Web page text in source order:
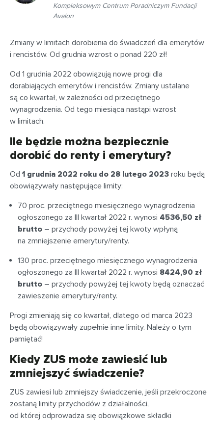
Kompleksowym Centrum Poradniczym Fundacji
Avalon
Zmiany w limitach dorobienia do świadczeń dla emerytów
i rencistów. Od grudnia wzrost o ponad 220 zł!
Od 1 grudnia 2022 obowiązują nowe progi dla
dorabiających emerytów i rencistów. Zmiany ustalane
są co kwartał, w zależności od przeciętnego
wynagrodzenia. Od tego miesiąca nastąpi wzrost
w limitach.
Ile będzie można bezpiecznie
dorobić do renty i emerytury?
Od 1 grudnia 2022 roku do 28 lutego 2023 roku będą
obowiązywały następujące limity:
70 proc. przeciętnego miesięcznego wynagrodzenia
ogłoszonego za III kwartał 2022 r. wynosi 4536,50 zł
brutto – przychody powyżej tej kwoty wpłyną
na zmniejszenie emerytury/renty.
130 proc. przeciętnego miesięcznego wynagrodzenia
ogłoszonego za III kwartał 2022 r. wynosi 8424,90 zł
brutto – przychody powyżej tej kwoty będą oznaczać
zawieszenie emerytury/renty.
Progi zmieniają się co kwartał, dlatego od marca 2023
będą obowiązywały zupełnie inne limity. Należy o tym
pamiętać!
Kiedy ZUS może zawiesić lub
zmniejszyć świadczenie?
ZUS zawiesi lub zmniejszy świadczenie, jeśli przekroczone
zostaną limity przychodów z działalności,
od której odprowadza się obowiązkowe składki